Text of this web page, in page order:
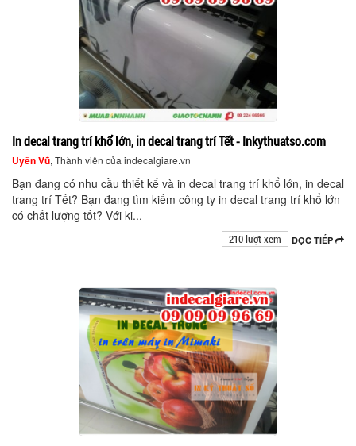
In decal trang trí khổ lớn, in decal trang trí Tết - Inkythuatso.com
Uyên Vũ, Thành viên của indecalgiare.vn
Bạn đang có nhu cầu thiết kế và in decal trang trí khổ lớn, in decal
trang trí Tết? Bạn đang tìm kiếm công ty in decal trang trí khổ lớn
có chất lượng tốt? Với ki...
ĐỌC TIẾP
210 lượt xem